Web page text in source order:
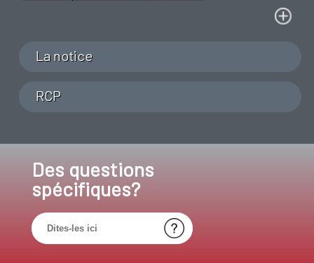
La notice
RCP
Des questions
spécifiques?